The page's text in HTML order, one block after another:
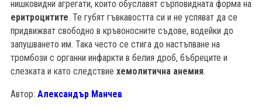
нишковидни агрегати, които обуславят сърповидната форма на
еритроцитите. Те губят гъвкавостта си и не успяват да се
придвижват свободно в кръвоносните съдове, водейки до
запушването им. Така често се стига до настъпване на
тромбози с органни инфаркти в белия дроб, бъбреците и
слезката и като следствие хемолитична анемия.
Автор: Александър Манчев